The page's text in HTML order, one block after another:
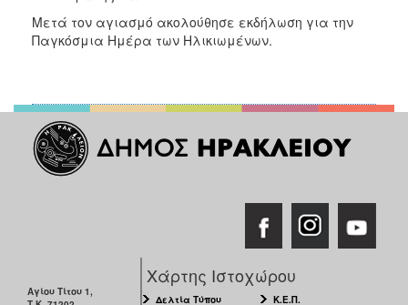
ΠΟΛΙΤΙΣΜΟΣ
Μετά τον αγιασμό ακολούθησε εκδήλωση για την
Παγκόσμια Ημέρα των Ηλικιωμένων.
Αγίου Τίτου 1,
Χάρτης Ιστοχώρου
Δελτία Τύπου
Κ.Ε.Π.